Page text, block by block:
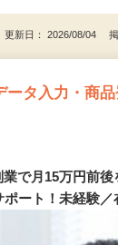
更新日： 2026/08/04 掲
ータ入力・商
業で月15万円前
ート！未経験／